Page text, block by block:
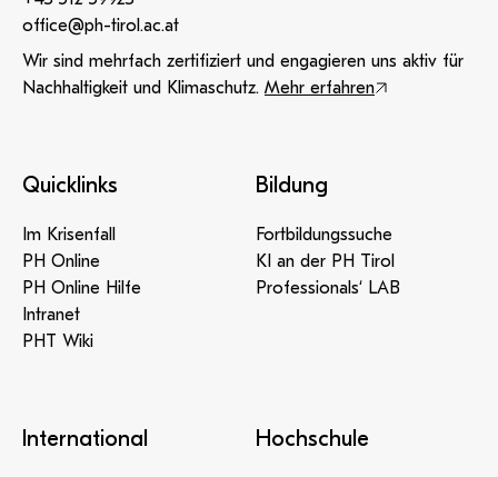
office@ph-tirol.ac.at
Wir sind mehrfach zertifiziert und engagieren uns aktiv für
Nachhaltigkeit und Klimaschutz. Mehr erfahren
Quicklinks
Im Krisenfall
PH Online
PH Online Hilfe
Intranet
PHT Wiki
Bildung
Fortbildungssuche
KI an der PH Tirol
Professionals‘ LAB
International Hochschule